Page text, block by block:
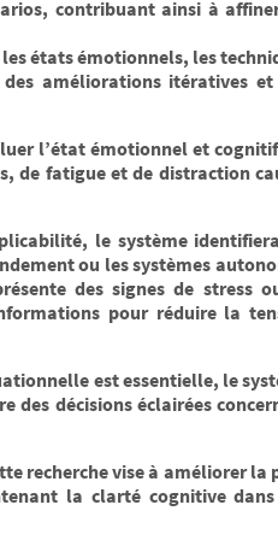
contribuant ainsi à
états émotionnels, les
améliorations itératives et
l’état émotionnel et
de fatigue et de distraction
le système
ou les systèmes
des signes de stress
pour réduire la
est essentielle, le
des décisions éclairées
recherche vise à améliorer la
la clarté cognitive